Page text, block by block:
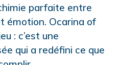
parfaite entre
émotion. Ocarina of
: c’est une
qui a redéfini ce que